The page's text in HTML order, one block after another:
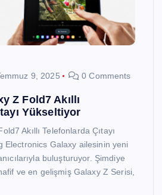
9, 2025 0 Comments
Z Fold7 Akıllı
Yükseltiyor
Akıllı Telefonlarda Çıtayı
Electronics Galaxy ailesinin yeni
buluşturuyor. Şimdiye
ve en gelişmiş Galaxy Z Serisi,